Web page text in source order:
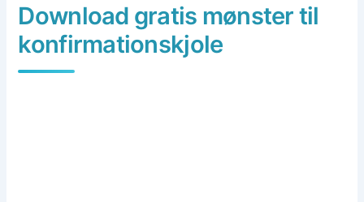
Download gratis mønster til
konfirmationskjole